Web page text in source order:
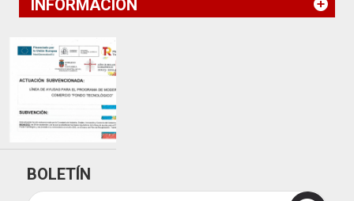
INFORMACIÓN
BOLETÍN